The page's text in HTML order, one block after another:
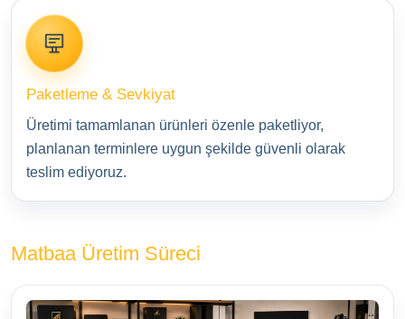
Paketleme & Sevkiyat
Üretimi tamamlanan ürünleri özenle paketliyor,
planlanan terminlere uygun şekilde güvenli olarak
teslim ediyoruz.
Matbaa Üretim Süreci